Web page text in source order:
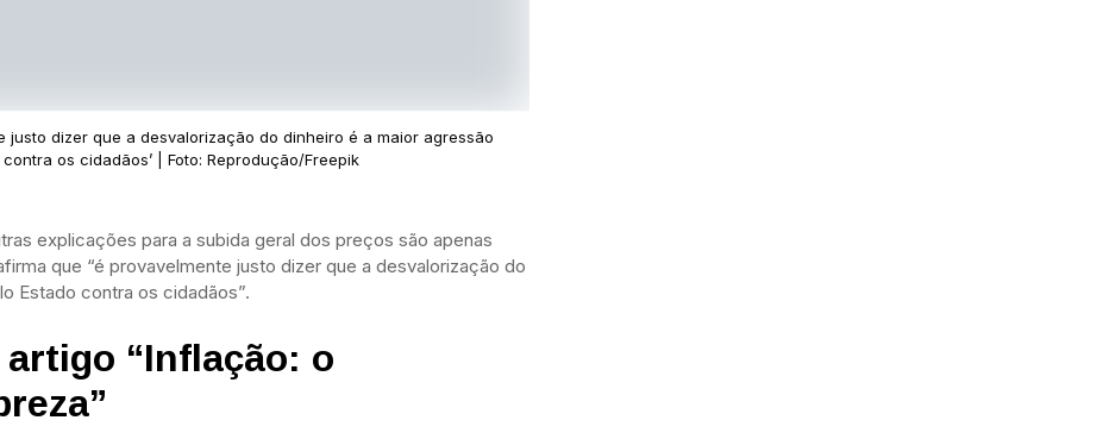
justo dizer que a desvalorização do dinheiro é a maior agressão
os cidadãos’ | Foto: Reprodução/Freepik
explicações para a subida geral dos preços são apenas
que “é provavelmente justo dizer que a desvalorização do
Estado contra os cidadãos”.
“Inflação: o